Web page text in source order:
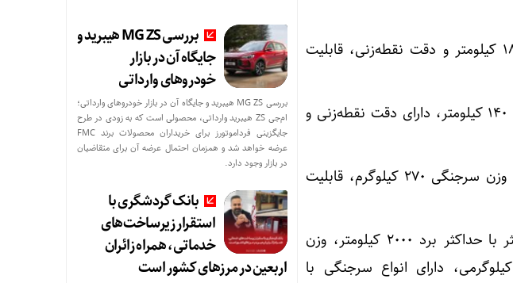
– سامانه سلاح موشک بالستیک سوخت جامد ال ۳۶۰ با برد ۱۸۰ کیلومتر و دقت نقطه‌زنی، قابلیت
– سامانه سلاح موشک بالستیک سوخت جامد شهید قاسم با برد ۱۴۰ کیلومتر، دارای دقت نقطه‌زنی و
– سامانه سلاح موشک کروز شهید ابومهدی با برد ۱۰۰۰ کیلومتر، وزن سرجنگی ۲۷۰ کیلوگرم، قابلیت
– سامانه سلاح موشک بالستیک سوخت مایع خرمشهر ۴ حداکثر با حداکثر برد ۲۰۰۰ کیلومتر، وزن
سرجنگی ۱۵۰۰ کیلوگرم و در نسخه جدید با سرجنگی ۲۰۰۰ کیلوگرمی، دارای انواع سرجنگی با
بررسی MG ZS هیبرید و
جایگاه آن در بازار
خودروهای وارداتی
بررسی MG ZS هیبرید و جایگاه آن در بازار خودروهای وارداتی؛
ام‌جی ZS هیبرید وارداتی، محصولی است که به زودی در طرح
جایگزینی فرداموتورز برای خریداران محصولات برند FMC
عرضه خواهد شد و همزمان احتمال عرضه آن برای متقاضیان
در بازار وجود دارد.
بانک گردشگری با
استقرار زیرساخت‌های
خدماتی، همراه زائران
اربعین در مرزهای کشور است